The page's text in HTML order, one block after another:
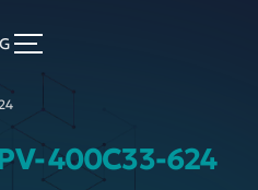
400C33-624